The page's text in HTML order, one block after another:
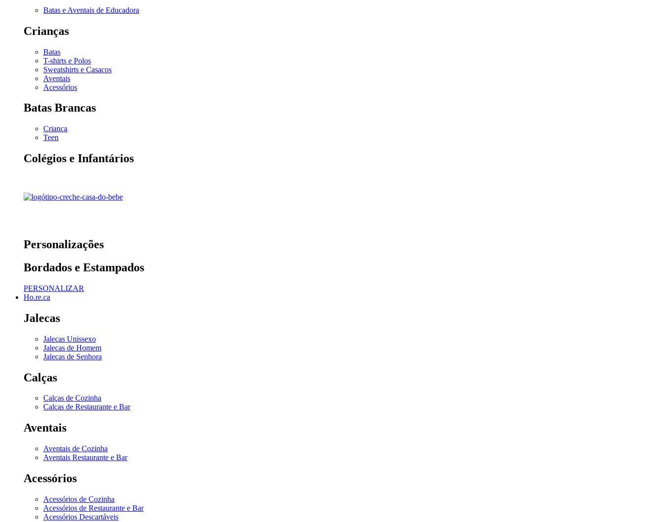
Batas e Aventais de Educadora
Crianças
Batas
T-shirts e Polos
Sweatshirts e Casacos
Aventais
Acessórios
Batas Brancas
Criança
Teen
Colégios e Infantários
Personalizações
Bordados e Estampados
PERSONALIZAR
Ho.re.ca
Jalecas
Jalecas Unissexo
Jalecas de Homem
Jalecas de Senhora
Calças
Calças de Cozinha
Calças de Restaurante e Bar
Aventais
Aventais de Cozinha
Aventais Restaurante e Bar
Acessórios
Acessórios de Cozinha
Acessórios de Restaurante e Bar
Acessórios Descartáveis